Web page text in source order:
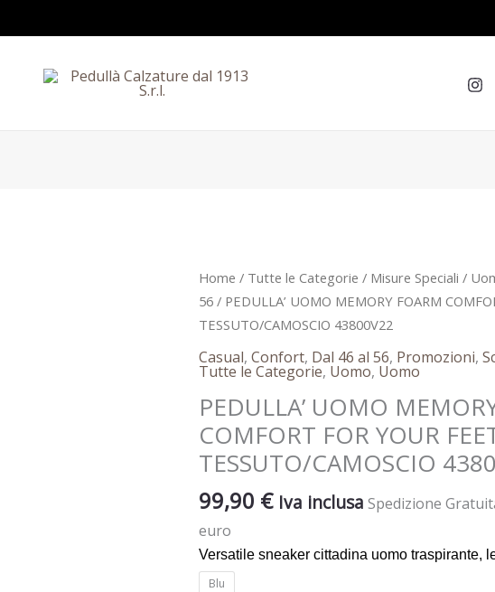
Home / Tutte le Categorie / Misure Speciali /
56/ PEDULLA’ UOMO MEMORY FOARM
TESSUTO/CAMOSCIO 43800V22
Casual, Confort, Dal 46 al 56, Promozioni,
Tutte le Categorie, Uomo, Uomo
PEDULLA’ UOMO
COMFORT FOR YOUR
TESSUTO/CAMOSCIO
99,90 € Iva inclusa Spedizione
euro
Versatile sneaker cittadina uomo traspirante,
Blu
PEDULLA'
UOMO
MEMORY
FOARM
COMFORT
FOR
YOUR
FEET
TESSUTO/CAMOSCIO
43800V22
quantità